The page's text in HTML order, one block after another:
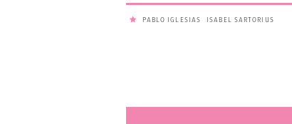
PABLO IGLESIAS ISABEL SARTORIUS